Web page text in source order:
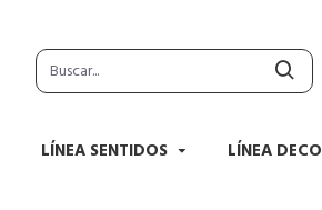
LÍNEA SENTIDOS LÍNEA DECO